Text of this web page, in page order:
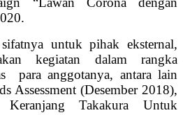
untuk pihak eksternal,
kegiatan dalam rangka
para anggotanya, antara lain
Assessment (Desember 2018),
Keranjang Takakura Untuk